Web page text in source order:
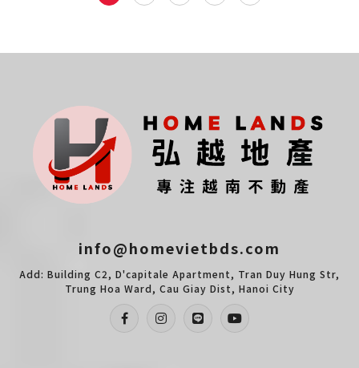
info@homevietbds.com
Add: Building C2, D'capitale Apartment, Tran Duy Hung Str,
Trung Hoa Ward, Cau Giay Dist, Hanoi City